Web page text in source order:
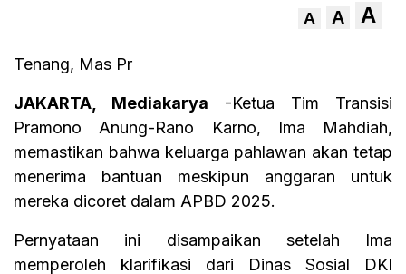
A A A
Tenang, Mas Pr
JAKARTA, Mediakarya -Ketua Tim Transisi
Pramono Anung-Rano Karno, Ima Mahdiah,
memastikan bahwa keluarga pahlawan akan tetap
menerima bantuan meskipun anggaran untuk
mereka dicoret dalam APBD 2025.
Pernyataan ini disampaikan setelah Ima
memperoleh klarifikasi dari Dinas Sosial DKI